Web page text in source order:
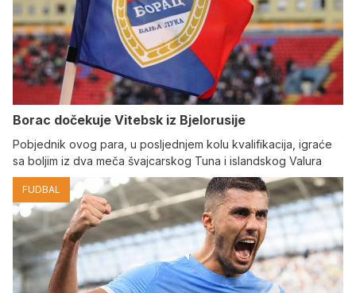
Borac dočekuje Vitebsk iz Bjelorusije
Pobjednik ovog para, u posljednjem kolu kvalifikacija, igraće
sa boljim iz dva meča švajcarskog Tuna i islandskog Valura
FUDBAL